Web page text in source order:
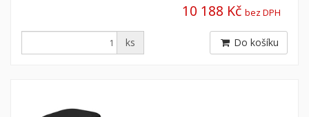
10 188 Kč bez DPH
ks Do košíku